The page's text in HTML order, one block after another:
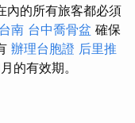
內的所有旅客都必須
南 台中喬骨盆 確保
辦理台胞證 后里推
的有效期。